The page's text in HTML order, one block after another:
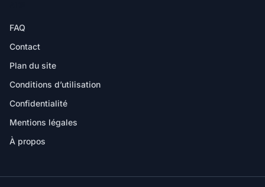
FAQ
Contact
Plan du site
Conditions d’utilisation
Confidentialité
Mentions légales
À propos